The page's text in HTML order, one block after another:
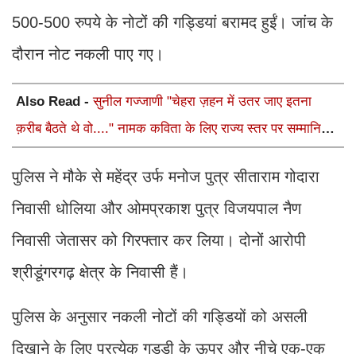
500-500 रुपये के नोटों की गड्डियां बरामद हुईं। जांच के
दौरान नोट नकली पाए गए।
Also Read -सुनील गज्जाणी "चेहरा ज़हन में उतर जाए इतना
क़रीब बैठते थे वो...." नामक कविता के लिए राज्य स्तर पर सम्मानित
पुलिस ने मौके से महेंद्र उर्फ मनोज पुत्र सीताराम गोदारा
निवासी धोलिया और ओमप्रकाश पुत्र विजयपाल नैण
निवासी जेतासर को गिरफ्तार कर लिया। दोनों आरोपी
श्रीडूंगरगढ़ क्षेत्र के निवासी हैं।
पुलिस के अनुसार नकली नोटों की गड्डियों को असली
दिखाने के लिए प्रत्येक गड्डी के ऊपर और नीचे एक-एक